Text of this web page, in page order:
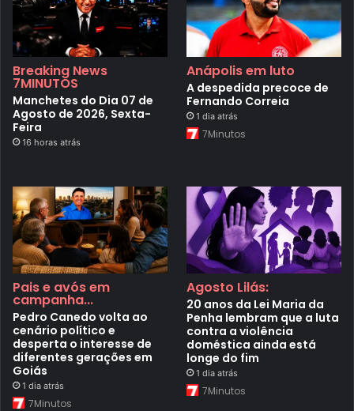
Breaking News
7MINUTOS
Manchetes do Dia 07 de
Agosto de 2026, Sexta-
Feira
16 horas atrás
Anápolis em luto
A despedida precoce de
Fernando Correia
1 dia atrás
7Minutos
Pais e avós em
campanha...
Pedro Canedo volta ao
cenário político e
desperta o interesse de
diferentes gerações em
Goiás
1 dia atrás
7Minutos
Agosto Lilás:
20 anos da Lei Maria da
Penha lembram que a luta
contra a violência
doméstica ainda está
longe do fim
1 dia atrás
7Minutos